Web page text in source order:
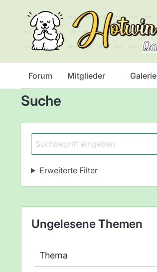
Forum Mitglieder Galerie
Suche
Erweiterte Filter
Ungelesene Themen
Thema